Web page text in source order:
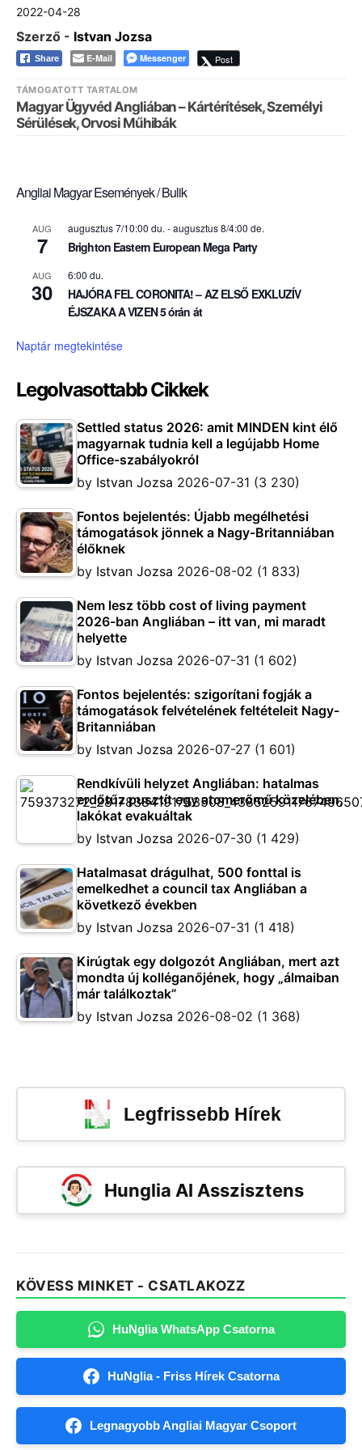
2022-04-28
Szerző - Istvan Jozsa
Share E-Mail Messenger Post
TÁMOGATOTT TARTALOM
Magyar Ügyvéd Angliában – Kártérítések, Személyi
Sérülések, Orvosi Műhibák
Angliai Magyar Események / Bulik
AUG
7
augusztus 7/10:00 du. -augusztus 8/4:00 de.
Brighton Eastern European Mega Party
AUG
30
6:00 du.
HAJÓRA FEL CORONITA! – AZ ELSŐ EXKLUZÍV
ÉJSZAKA A VIZEN 5 órán át
Naptár megtekintése
Legolvasottabb Cikkek
Settled status 2026: amit MINDEN kint élő
magyarnak tudnia kell a legújabb Home
Office-szabályokról
by Istvan Jozsa 2026-07-31 (3 230)
Fontos bejelentés: Újabb megélhetési
támogatások jönnek a Nagy-Britanniában
élőknek
by Istvan Jozsa 2026-08-02 (1 833)
Nem lesz több cost of living payment
2026-ban Angliában – itt van, mi maradt
helyette
by Istvan Jozsa 2026-07-31 (1 602)
Fontos bejelentés: szigorítani fogják a
támogatások felvételének feltételeit Nagy-
Britanniában
by Istvan Jozsa 2026-07-27 (1 601)
Rendkívüli helyzet Angliában: hatalmas
erdőtűz pusztít egy atomerőmű közelében,
lakókat evakuáltak
by Istvan Jozsa 2026-07-30 (1 429)
Hatalmasat drágulhat, 500 fonttal is
emelkedhet a council tax Angliában a
következő években
by Istvan Jozsa 2026-07-31 (1 418)
Kirúgtak egy dolgozót Angliában, mert azt
mondta új kolléganőjének, hogy „álmaiban
már találkoztak”
by Istvan Jozsa 2026-08-02 (1 368)
Legfrissebb Hírek
Hunglia AI Asszisztens
KÖVESS MINKET - CSATLAKOZZ
HuNglia WhatsApp Csatorna
HuNglia - Friss Hírek Csatorna
Legnagyobb Angliai Magyar Csoport